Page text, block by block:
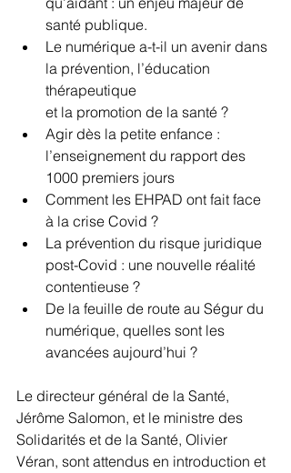
santé publique.
Le numérique a-t-il un avenir dans
la prévention, l’éducation
thérapeutique
et la promotion de la santé ?
Agir dès la petite enfance :
l’enseignement du rapport des
1000 premiers jours
Comment les EHPAD ont fait face
à la crise Covid ?
La prévention du risque juridique
post-Covid : une nouvelle réalité
contentieuse ?
De la feuille de route au Ségur du
numérique, quelles sont les
avancées aujourd’hui ?
Le directeur général de la Santé,
Jérôme Salomon, et le ministre des
Solidarités et de la Santé, Olivier
Véran, sont attendus en introduction et